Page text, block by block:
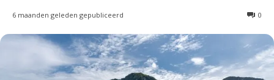
6 maanden geleden gepubliceerd 0